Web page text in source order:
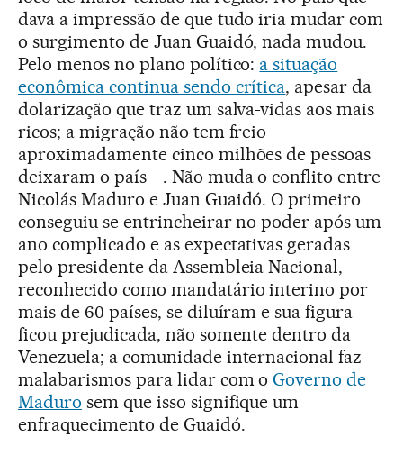
dava a impressão de que tudo iria mudar com
o surgimento de Juan Guaidó, nada mudou.
Pelo menos no plano político: a situação
econômica continua sendo crítica, apesar da
dolarização que traz um salva-vidas aos mais
ricos; a migração não tem freio —
aproximadamente cinco milhões de pessoas
deixaram o país—. Não muda o conflito entre
Nicolás Maduro e Juan Guaidó. O primeiro
conseguiu se entrincheirar no poder após um
ano complicado e as expectativas geradas
pelo presidente da Assembleia Nacional,
reconhecido como mandatário interino por
mais de 60 países, se diluíram e sua figura
ficou prejudicada, não somente dentro da
Venezuela; a comunidade internacional faz
malabarismos para lidar com oGoverno de
Maduro sem que isso signifique um
enfraquecimento de Guaidó.